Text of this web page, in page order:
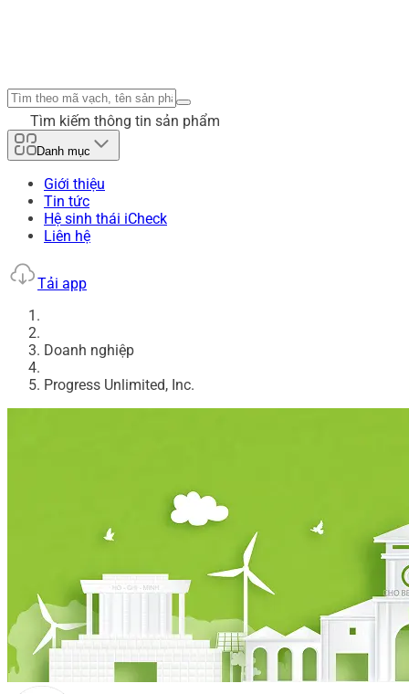
Tìm kiếm thông tin sản phẩm
Danh mục
Giới thiệu
Tin tức
Hệ sinh thái iCheck
Liên hệ
Tải app
Doanh nghiệp
Progress Unlimited, Inc.